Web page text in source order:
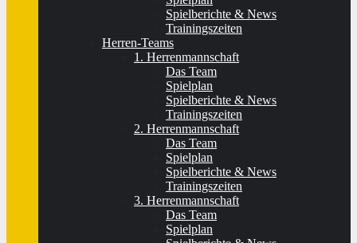
Spielberichte & News
Trainingszeiten
Herren-Teams
1. Herrenmannschaft
Das Team
Spielplan
Spielberichte & News
Trainingszeiten
2. Herrenmannschaft
Das Team
Spielplan
Spielberichte & News
Trainingszeiten
3. Herrenmannschaft
Das Team
Spielplan